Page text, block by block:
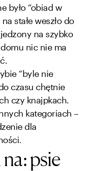
było “obiad w
stałe weszło do
na szybko
nic nie ma
“byle nie
czasu chętnie
czy knajpkach.
kategoriach –
dla
psie